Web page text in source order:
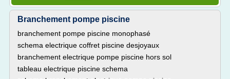
Branchement pompe piscine
branchement pompe piscine monophasé
schema electrique coffret piscine desjoyaux
branchement electrique pompe piscine hors sol
tableau electrique piscine schema